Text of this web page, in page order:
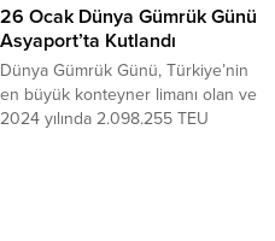
kabullerinin bitmesini beklemek
esnafın kemiğinin de kırılması
demektir” dedi. Yerel seçimlerin
ardından değerlendirmede bulunan
Gelecek Partisi Süleymanpaşa...
26 Ocak Dünya Gümrük Günü
Asyaport’ta Kutlandı
Dünya Gümrük Günü, Türkiye’nin
en büyük konteyner limanı olan ve
2024 yılında 2.098.255 TEU